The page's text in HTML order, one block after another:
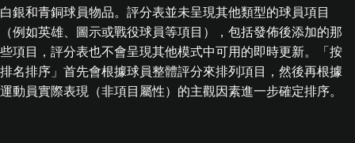
白銀和青銅球員物品。評分表並未呈現其他類型的球員項目
（例如英雄、圖示或戰役球員等項目），包括發佈後添加的那
些項目，評分表也不會呈現其他模式中可用的即時更新。「按
排名排序」首先會根據球員整體評分來排列項目，然後再根據
運動員實際表現（非項目屬性）的主觀因素進一步確定排序。